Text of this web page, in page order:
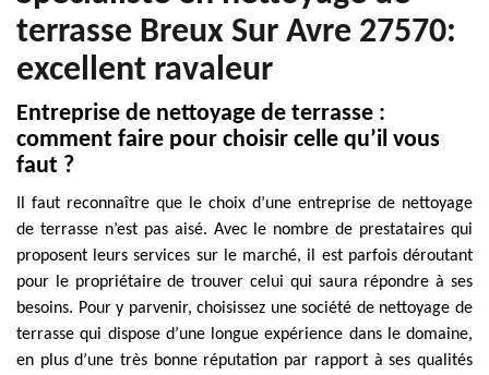
terrasse Breux Sur Avre 27570:
excellent ravaleur
Entreprise de nettoyage de terrasse :
comment faire pour choisir celle qu’il vous
faut ?
Il faut reconnaître que le choix d’une entreprise de nettoyage
de terrasse n’est pas aisé. Avec le nombre de prestataires qui
proposent leurs services sur le marché, il est parfois déroutant
pour le propriétaire de trouver celui qui saura répondre à ses
besoins. Pour y parvenir, choisissez une société de nettoyage de
terrasse qui dispose d’une longue expérience dans le domaine,
en plus d’une très bonne réputation par rapport à ses qualités